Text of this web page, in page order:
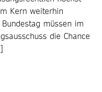
Kern weiterhin
müssen im
die Chance